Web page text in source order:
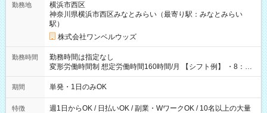
勤務地
横浜市西区
神奈川県横浜市西区みなとみらい（最寄り駅：みなとみらい
駅）
株式会社ワンベルウッズ
勤務時間
勤務時間は指定なし
変形労働時間制 想定労働時間160時間/月 【シフト例】 ・8：00
～21：00
期間 単発・1日のみOK
特徴
週1日からOK / 日払いOK / 副業・WワークOK / 10名以上の大量